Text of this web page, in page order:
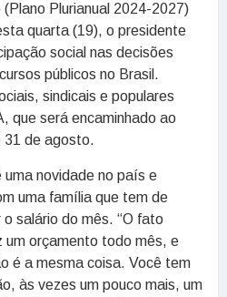
Plurianual 2024-2027)
quarta (19), o presidente
social nas decisões
públicos no Brasil.
sindicais e populares
que será encaminhado ao
31 de agosto.
novidade no país e
uma família que tem de
salário do mês. “O fato
um orçamento todo mês, e
é a mesma coisa. Você tem
às vezes um pouco mais, um